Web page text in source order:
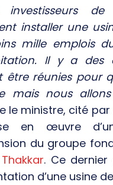
investisseurs
installer une
mille emplois
Il y a des
être réunies pour
mais nous
le ministre, cité par
en œuvre
du groupe
. Ce
d’une usine